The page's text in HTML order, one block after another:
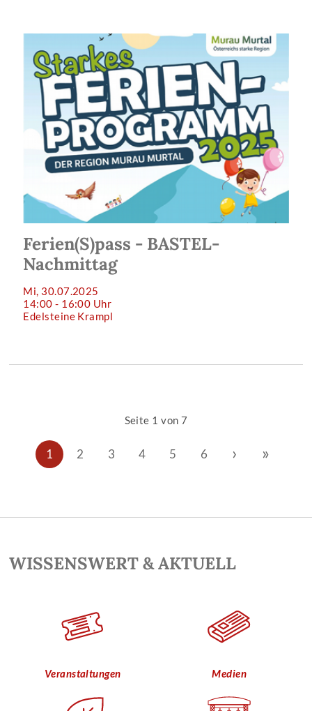
Ferien(S)pass - BASTEL-
Nachmittag
Mi, 30.07.2025
14:00 - 16:00 Uhr
Edelsteine Krampl
Seite 1 von 7
1 2 3 4 5 6 › »
WISSENSWERT & AKTUELL
Veranstaltungen Medien